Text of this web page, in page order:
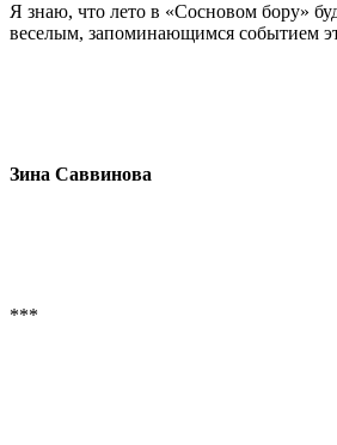
Я знаю, что лето в «Сосновом бору»
веселым, запоминающимся событием
Зина Саввинова
***